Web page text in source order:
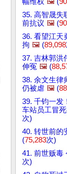
35. 高智晟失
前抗议 🖼️ (
36. 看望江天
拘 🖼️ (89,098
37. 吉林郭洪
伸冤 🖼️ (
38. 余文生律
仍被虐 🖼️ (
39. 千钧一发
车站员工冒
次)
40. 转世前的
(75,283次)
41. 前世贩毒
次)